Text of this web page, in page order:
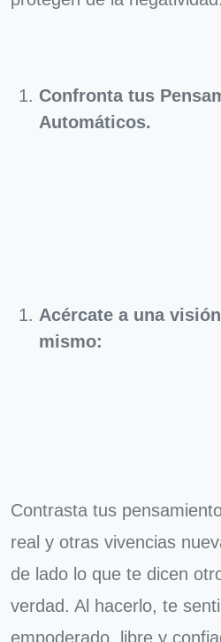
Confronta tus
Automáticos.
Acércate a una
mismo:
Contrasta tus
real y otras vivencias
de lado lo que te dicen
verdad. Al hacerlo, te
empoderado, libre y